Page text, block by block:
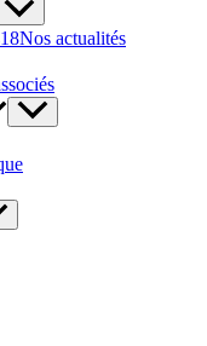
Nos actualités